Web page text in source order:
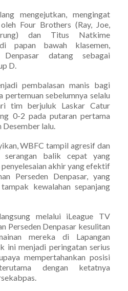
mengejutkan, mengingat
Four Brothers (Ray, Joe,
dan Titus Natkime
papan bawah klasemen,
Denpasar datang sebagai
D.
pembalasan manis bagi
pertemuan sebelumnya selalu
tim berjuluk Laskar Catur
0-2 pada putaran pertama
lalu.
WBFC tampil agresif dan
balik cepat yang
akhir yang efektif
Perseden Denpasar, yang
kewalahan sepanjang
melalui iLeague TV
Perseden Denpasar kesulitan
mereka di Lapangan
ini menjadi peringatan serius
mempertahankan posisi
dengan ketatnya